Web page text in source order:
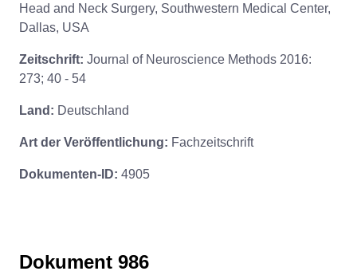
Head and Neck Surgery, Southwestern Medical Center,
Dallas, USA
Zeitschrift: Journal of Neuroscience Methods 2016:
273; 40 - 54
Land: Deutschland
Art der Veröffentlichung: Fachzeitschrift
Dokumenten-ID: 4905
Dokument 986